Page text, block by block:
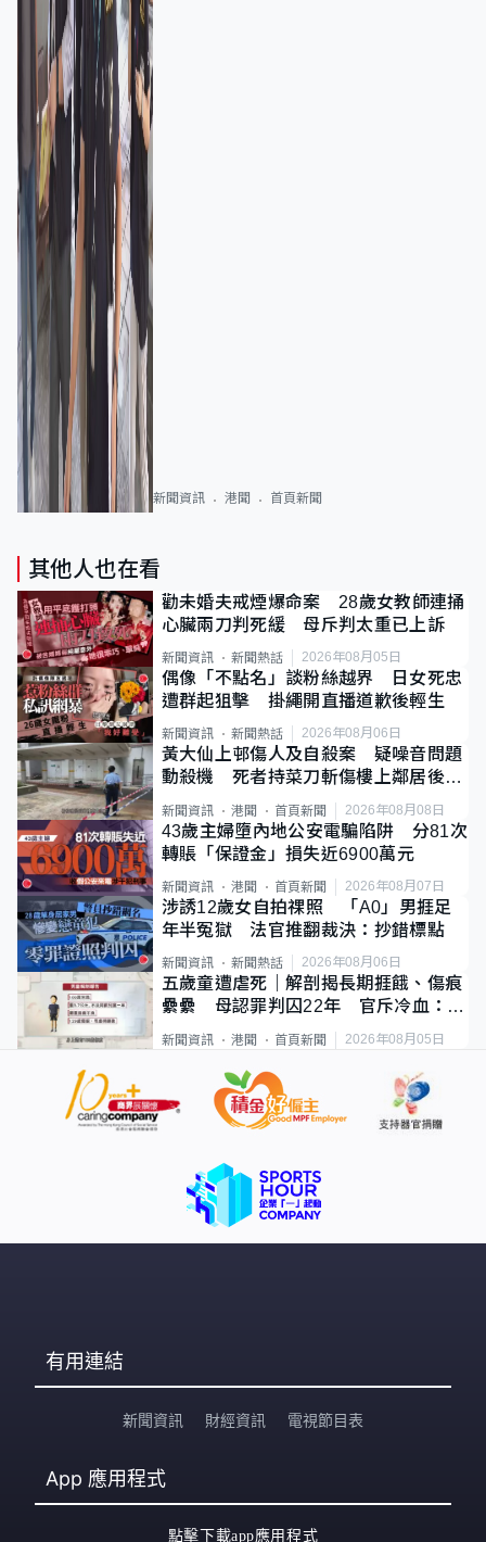
新聞資訊 港聞 首頁新聞
其他人也在看
勸未婚夫戒煙爆命案 28歲女教師連捅
心臟兩刀判死緩 母斥判太重已上訴
新聞資訊 新聞熱話 2026年08月05日
偶像「不點名」談粉絲越界 日女死忠
遭群起狙擊 掛繩開直播道歉後輕生
新聞資訊 新聞熱話 2026年08月06日
黃大仙上邨傷人及自殺案 疑噪音問題
動殺機 死者持菜刀斬傷樓上鄰居後墮
斃
新聞資訊 港聞 首頁新聞 2026年08月08日
43歲主婦墮內地公安電騙陷阱 分81次
轉賬「保證金」損失近6900萬元
新聞資訊 港聞 首頁新聞 2026年08月07日
涉誘12歲女自拍祼照 「A0」男捱足
年半冤獄 法官推翻裁決：抄錯標點
新聞資訊 新聞熱話 2026年08月06日
五歲童遭虐死｜解剖揭長期捱餓、傷痕
纍纍 母認罪判囚22年 官斥冷血：同
類案最惡劣
新聞資訊 港聞 首頁新聞 2026年08月05日
有用連結
新聞資訊 財經資訊 電視節目表
App 應用程式
點擊下載app應用程式